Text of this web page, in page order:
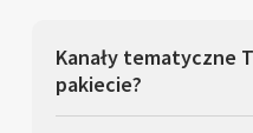
Kanały tematyczne
pakiecie?